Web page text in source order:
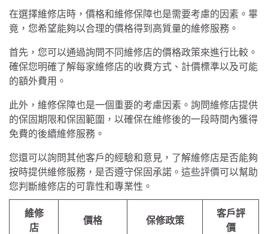
在選擇維修店時，價格和維修保障也是需要考慮的因素。畢
竟，您希望能夠以合理的價格得到高質量的維修服務。
首先，您可以通過詢問不同維修店的價格政策來進行比較。
確保您明確了解每家維修店的收費方式、計價標準以及可能
的額外費用。
此外，維修保障也是一個重要的考慮因素。詢問維修店提供
的保固期限和保固範圍，以確保在維修後的一段時間內獲得
免費的後續維修服務。
您還可以詢問其他客戶的經驗和意見，了解維修店是否能夠
按時提供維修服務，是否遵守保固承諾。這些評價可以幫助
您判斷維修店的可靠性和專業性。
維修
店
價格 保修政策
客戶評
價